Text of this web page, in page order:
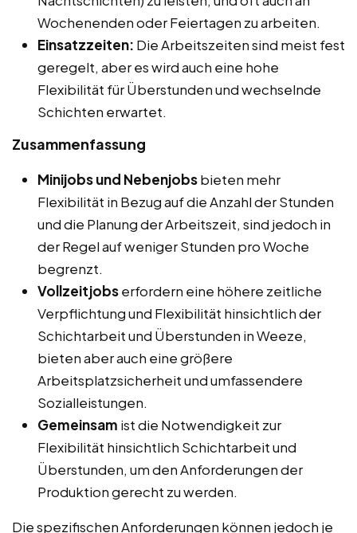
Wochenenden oder Feiertagen zu arbeiten.
Einsatzzeiten: Die Arbeitszeiten sind meist fest
geregelt, aber es wird auch eine hohe
Flexibilität für Überstunden und wechselnde
Schichten erwartet.
Zusammenfassung
Minijobs und Nebenjobsbieten mehr
Flexibilität in Bezug auf die Anzahl der Stunden
und die Planung der Arbeitszeit, sind jedoch in
der Regel auf weniger Stunden pro Woche
begrenzt.
Vollzeitjobserfordern eine höhere zeitliche
Verpflichtung und Flexibilität hinsichtlich der
Schichtarbeit und Überstunden in Weeze,
bieten aber auch eine größere
Arbeitsplatzsicherheit und umfassendere
Sozialleistungen.
Gemeinsam ist die Notwendigkeit zur
Flexibilität hinsichtlich Schichtarbeit und
Überstunden, um den Anforderungen der
Produktion gerecht zu werden.
Die spezifischen Anforderungen können jedoch je